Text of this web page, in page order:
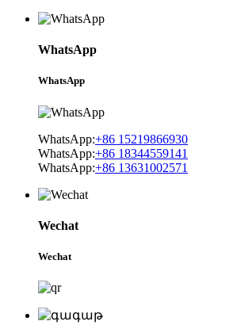
WhatsApp
WhatsApp
WhatsApp:+86 15219866930
WhatsApp:+86 18344559141
WhatsApp:+86 13631002571
Wechat
Wechat